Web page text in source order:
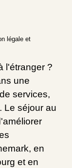
légale et
l'étranger ?
une
services,
Le séjour au
en
et en